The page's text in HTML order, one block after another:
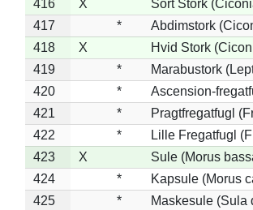
416
X
Sort Stork
417
*
Abdimstork
418
X
Hvid Stork
419
*
Marabustork
420
*
Ascension-
421
*
Pragtfregatfugl
422
*
Lille Fregatfugl
423
X
Sule (Morus
424
*
Kapsule (Morus
425
*
Maskesule (Sula